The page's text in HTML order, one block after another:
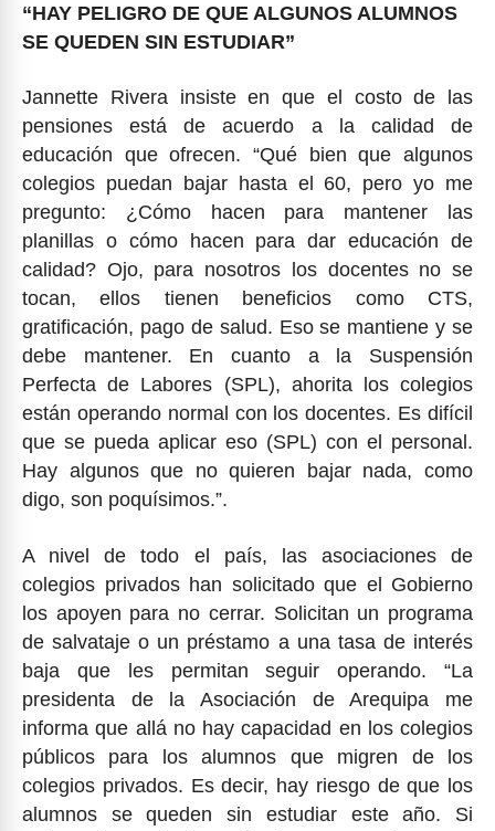
“HAY PELIGRO DE QUE ALGUNOS ALUMNOS
SE QUEDEN SIN ESTUDIAR”
Jannette Rivera insiste en que el costo de las
pensiones está de acuerdo a la calidad de
educación que ofrecen. “Qué bien que algunos
colegios puedan bajar hasta el 60, pero yo me
pregunto: ¿Cómo hacen para mantener las
planillas o cómo hacen para dar educación de
calidad? Ojo, para nosotros los docentes no se
tocan, ellos tienen beneficios como CTS,
gratificación, pago de salud. Eso se mantiene y se
debe mantener. En cuanto a la Suspensión
Perfecta de Labores (SPL), ahorita los colegios
están operando normal con los docentes. Es difícil
que se pueda aplicar eso (SPL) con el personal.
Hay algunos que no quieren bajar nada, como
digo, son poquísimos.”.
A nivel de todo el país, las asociaciones de
colegios privados han solicitado que el Gobierno
los apoyen para no cerrar. Solicitan un programa
de salvataje o un préstamo a una tasa de interés
baja que les permitan seguir operando. “La
presidenta de la Asociación de Arequipa me
informa que allá no hay capacidad en los colegios
públicos para los alumnos que migren de los
colegios privados. Es decir, hay riesgo de que los
alumnos se queden sin estudiar este año. Si